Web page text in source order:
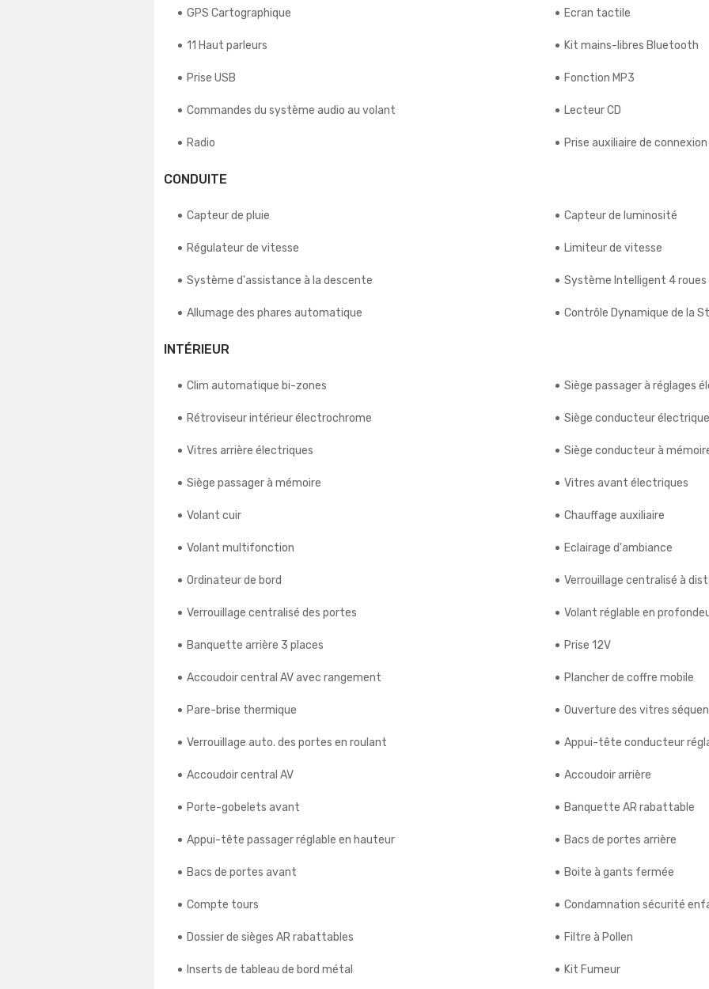
GPS Cartographique Ecran tactile
11 Haut parleurs Kit mains-libres Bluetooth
Prise USB Fonction MP3
Commandes du système audio au volant Lecteur CD
Radio Prise auxiliaire de
CONDUITE
Capteur de pluie Capteur de luminosité
Régulateur de vitesse Limiteur de vitesse
Système d'assistance à la descente Système Intelligent 4
Allumage des phares automatique Contrôle Dynamique de la
INTÉRIEUR
Clim automatique bi-zones Siège passager à réglages
Rétroviseur intérieur électrochrome Siège conducteur électrique
Vitres arrière électriques Siège conducteur à
Siège passager à mémoire Vitres avant électriques
Volant cuir Chauffage auxiliaire
Volant multifonction Eclairage d'ambiance
Ordinateur de bord Verrouillage centralisé à
Verrouillage centralisé des portes Volant réglable en
Banquette arrière 3 places Prise 12V
Accoudoir central AV avec rangement Plancher de coffre mobile
Pare-brise thermique Ouverture des vitres
Verrouillage auto. des portes en roulant Appui-tête conducteur
Accoudoir central AV Accoudoir arrière
Porte-gobelets avant Banquette AR rabattable
Appui-tête passager réglable en hauteur Bacs de portes arrière
Bacs de portes avant Boite à gants fermée
Compte tours Condamnation sécurité
Dossier de sièges AR rabattables Filtre à Pollen
Inserts de tableau de bord métal Kit Fumeur